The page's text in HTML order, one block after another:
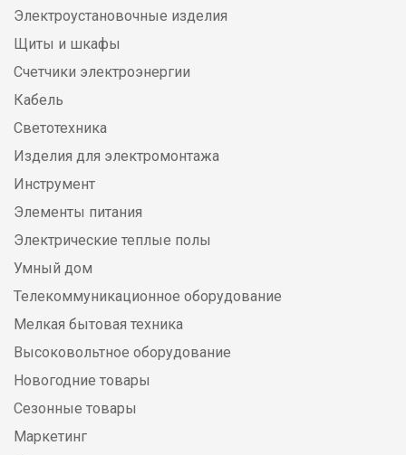
Электроустановочные изделия
Щиты и шкафы
Счетчики электроэнергии
Кабель
Светотехника
Изделия для электромонтажа
Инструмент
Элементы питания
Электрические теплые полы
Умный дом
Телекоммуникационное оборудование
Мелкая бытовая техника
Высоковольтное оборудование
Новогодние товары
Сезонные товары
Маркетинг